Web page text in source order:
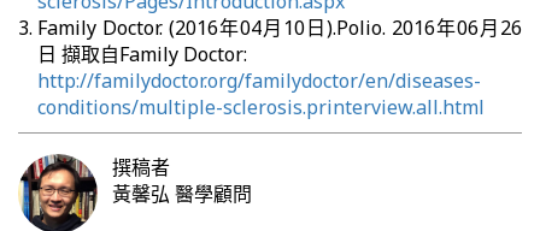
Family Doctor. (2016年04月10日).Polio. 2016年06月26
日 擷取自Family Doctor:
http://familydoctor.org/familydoctor/en/diseases-
conditions/multiple-sclerosis.printerview.all.html
撰稿者
黃馨弘 醫學顧問